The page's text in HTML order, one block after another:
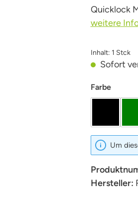
Quicklock
weitere
Inhalt: 1 Stck
Sofort
Farbe
Um
Hersteller: